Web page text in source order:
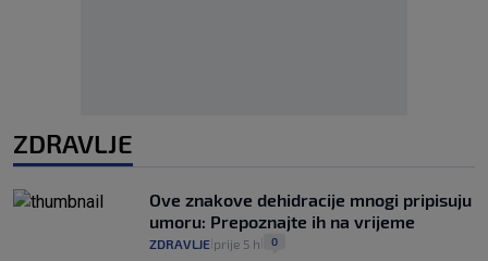
ZDRAVLJE
Ove znakove dehidracije mnogi pripisuju
umoru: Prepoznajte ih na vrijeme
ZDRAVLJE prije 5 h 0